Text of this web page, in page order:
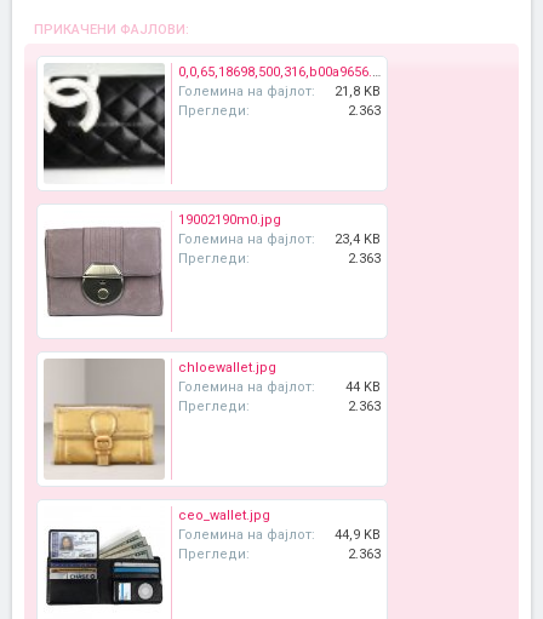
ПРИКАЧЕНИ ФАЈЛОВИ:
0,0,65,18698,500,316,b00a9656.jpg
Големина на фајлот:
21,8 KB
Прегледи:
2.363
19002190m0.jpg
Големина на фајлот:
23,4 KB
Прегледи:
2.363
chloewallet.jpg
Големина на фајлот:
44 KB
Прегледи:
2.363
ceo_wallet.jpg
Големина на фајлот:
44,9 KB
Прегледи:
2.363